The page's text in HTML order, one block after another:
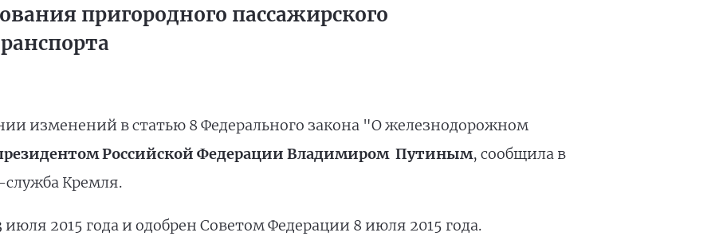
пригородного пассажирского
изменений в статью 8 Федерального закона "О железнодорожном
Российской Федерации Владимиром Путиным, сообщила в
Кремля.
2015 года и одобрен Советом Федерации 8 июля 2015 года.